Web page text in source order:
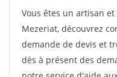
Vous êtes un artisan
Mezeriat, découvrez
demande de devis et
dès à présent des